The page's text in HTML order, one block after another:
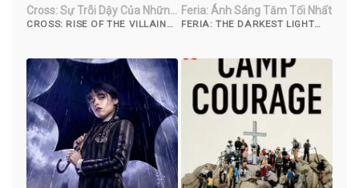
Cross: Sự Trỗi Dậy Của Những
Kẻ Phản Diện
CROSS: RISE OF THE VILLAINS
Feria: Ánh Sáng Tăm Tối Nhất
FERIA: THE DARKEST LIGHT